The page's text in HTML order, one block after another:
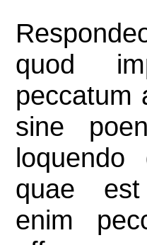
quod
peccatum
sine
loquendo
quae
enim